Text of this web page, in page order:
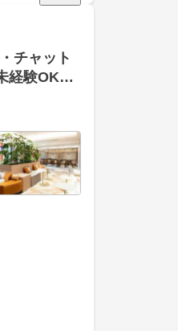
チャット
経験OK／